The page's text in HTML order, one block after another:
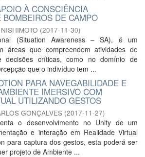
À CONSCIÊNCIA
BOMBEIROS DE CAMPO
(2017-11-30)
(Situation Awareness – SA), é um
áreas que compreendem atividades de
decisões críticas, como no domínio de
que o indivíduo tem ...
PARA NAVEGABILIDADE E
IMERSIVO COM
UTILIZANDO GESTOS
GONÇALVES (2017-11-27)
o desenvolvimento no Unity de um
e interação em Realidade Virtual
para captura dos gestos, esta poderá ser
projeto de Ambiente ...